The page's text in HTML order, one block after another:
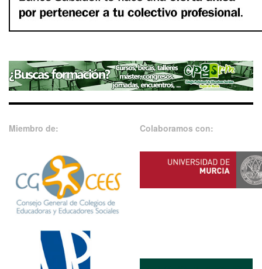
Miembro de: Colaboramos con: